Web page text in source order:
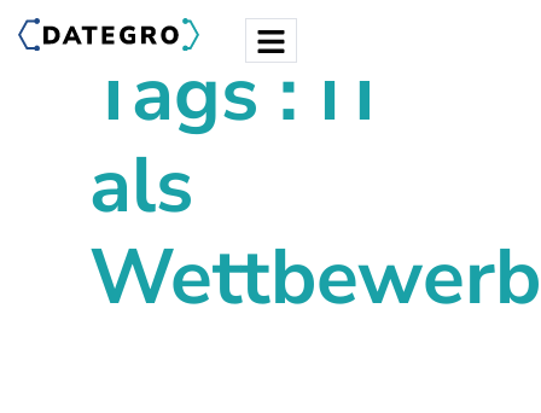
Tags : IT
als